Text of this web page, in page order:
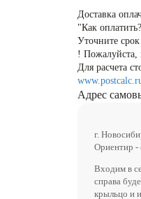
Доставка
"Как
Уточните
! Пожалуйста,
Для расчета
Адрес
г.
Ориентир -
Входим в
справа
крыльцо и